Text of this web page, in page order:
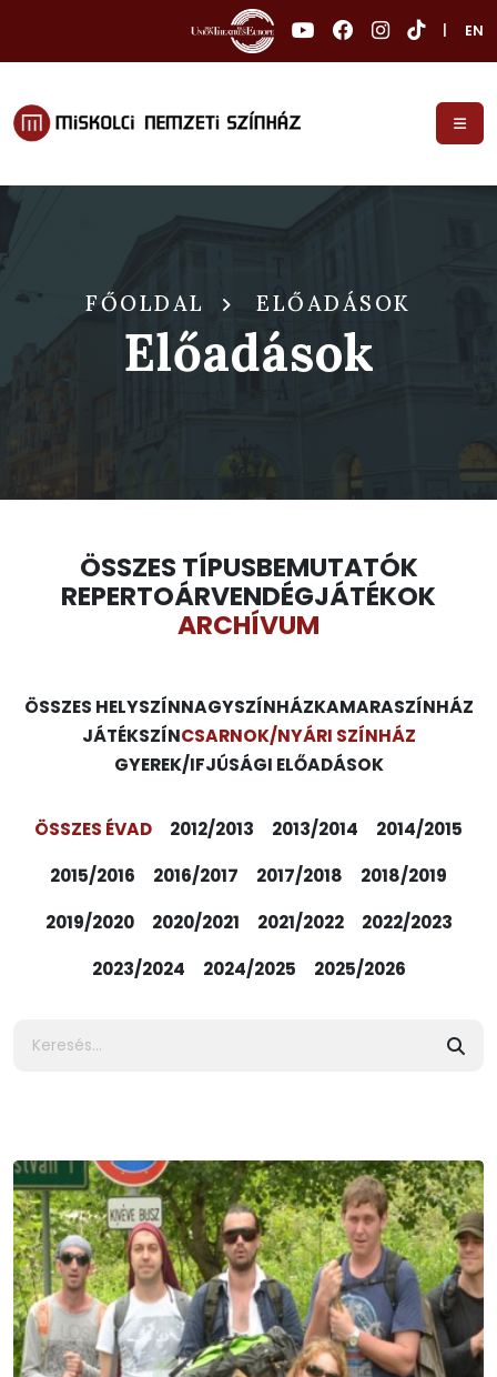
EN
FŐOLDAL ELŐADÁSOK
Előadások
ÖSSZES TÍPUSBEMUTATÓK
REPERTOÁRVENDÉGJÁTÉKOK
ARCHÍVUM
ÖSSZES HELYSZÍNNAGYSZÍNHÁZKAMARASZÍNHÁZ
JÁTÉKSZÍNCSARNOK/NYÁRI SZÍNHÁZ
GYEREK/IFJÚSÁGI ELŐADÁSOK
ÖSSZES ÉVAD 2012/2013 2013/2014
2014/2015
2015/2016
2016/2017 2017/2018
2018/2019
2019/2020
2020/2021 2021/2022
2022/2023
2023/2024
2024/2025 2025/2026